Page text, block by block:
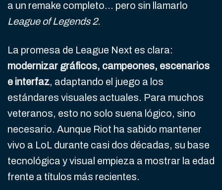
a un remake completo… pero sin llamarlo
League of Legends 2.
La promesa de League Next es clara:
modernizar gráficos, campeones, escenarios
e interfaz, adaptando el juego a los
estándares visuales actuales. Para muchos
veteranos, esto no solo suena lógico, sino
necesario. Aunque Riot ha sabido mantener
vivo a LoL durante casi dos décadas, su base
tecnológica y visual empieza a mostrar la edad
frente a títulos más recientes.